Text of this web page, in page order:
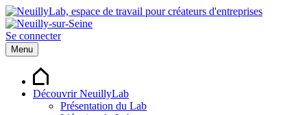
Se connecter
Menu
Découvrir NeuillyLab
Présentation du Lab